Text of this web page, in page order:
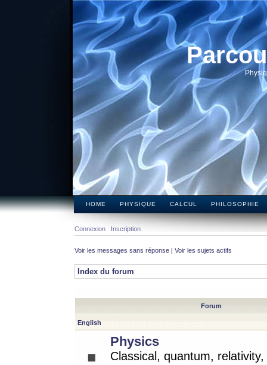
HOME PHYSIQUE CALCUL PHILOSOPHIE
Connexion Inscription
Voir les messages sans réponse | Voir les sujets actifs
Index du forum
Forum
English
Physics
Classical, quantum,